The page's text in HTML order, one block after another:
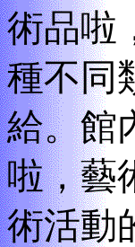
術品啦
種不同
給。館
啦，藝
術活動